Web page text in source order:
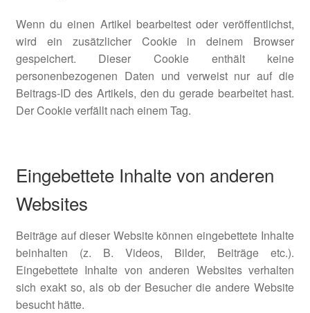
Wenn du einen Artikel bearbeitest oder veröffentlichst,
wird ein zusätzlicher Cookie in deinem Browser
gespeichert. Dieser Cookie enthält keine
personenbezogenen Daten und verweist nur auf die
Beitrags-ID des Artikels, den du gerade bearbeitet hast.
Der Cookie verfällt nach einem Tag.
Eingebettete Inhalte von anderen
Websites
Beiträge auf dieser Website können eingebettete Inhalte
beinhalten (z. B. Videos, Bilder, Beiträge etc.).
Eingebettete Inhalte von anderen Websites verhalten
sich exakt so, als ob der Besucher die andere Website
besucht hätte.